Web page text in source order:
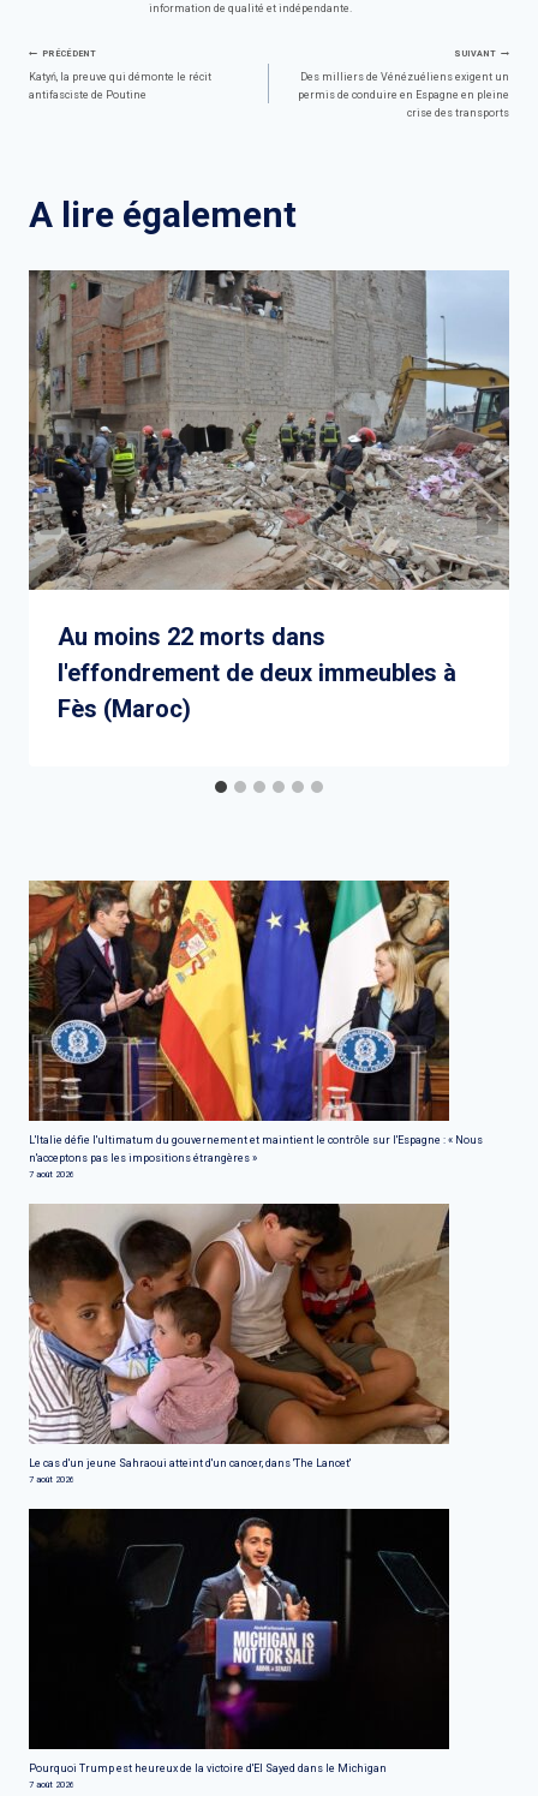
information de qualité et indépendante.
Navigation
PRÉCÉDENT
Katyń, la preuve qui démonte le récit
antifasciste de Poutine
SUIVANT
Des milliers de Vénézuéliens exigent un
permis de conduire en Espagne en pleine
crise des transports
A lire également
Au moins 22 morts dans
l'effondrement de deux immeubles à
Fès (Maroc)
L'Italie défie l'ultimatum du gouvernement et maintient le contrôle sur l'Espagne : « Nous
n'acceptons pas les impositions étrangères »
7 août 2026
Le cas d'un jeune Sahraoui atteint d'un cancer, dans 'The Lancet'
7 août 2026
Pourquoi Trump est heureux de la victoire d'El Sayed dans le Michigan
7 août 2026